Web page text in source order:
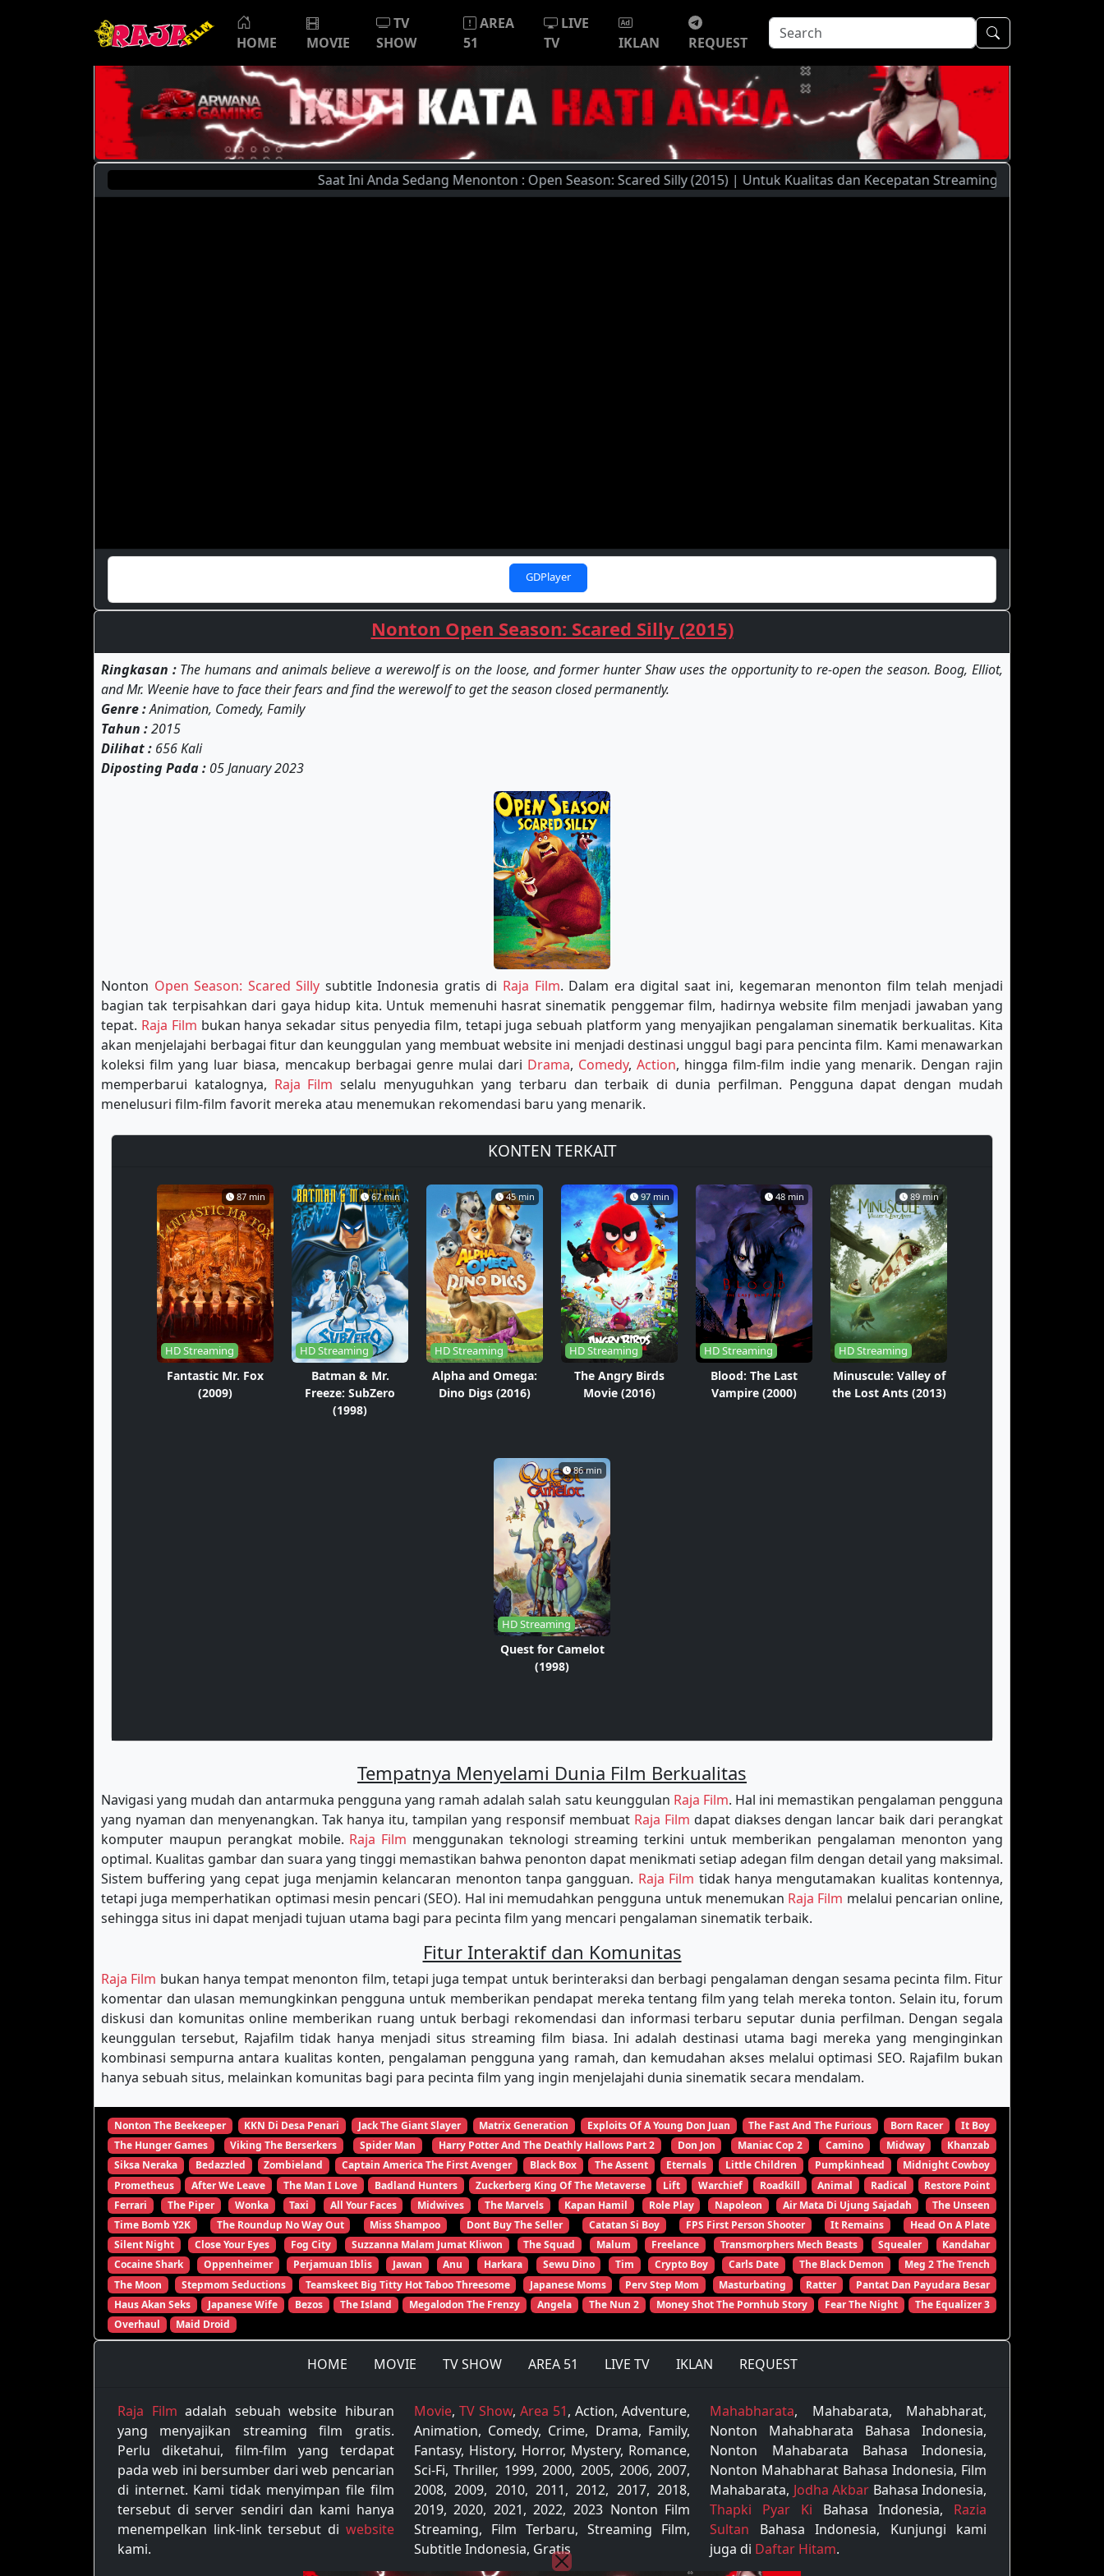
HOME MOVIE
TV
SHOW
AREA
51
LIVE
TV
IKLAN REQUEST
Saat Ini Anda Sedang Menonton : Open Season: Scared Silly (2015) | Untuk Kualitas dan Kecepatan Streaming Yang Lebih Baik,
GDPlayer
Nonton Open Season: Scared Silly (2015)
Ringkasan :The humans and animals believe a werewolf is on the loose, and former hunter Shaw uses the opportunity to re-open the season. Boog, Elliot,
and Mr. Weenie have to face their fears and find the werewolf to get the season closed permanently.
Genre :Animation, Comedy, Family
Tahun :2015
Dilihat : 656 Kali
Diposting Pada : 05 January 2023
Nonton Open Season: Scared Silly subtitle Indonesia gratis di Raja Film. Dalam era digital saat ini, kegemaran menonton film telah menjadi
bagian tak terpisahkan dari gaya hidup kita. Untuk memenuhi hasrat sinematik penggemar film, hadirnya website film menjadi jawaban yang
tepat. Raja Film bukan hanya sekadar situs penyedia film, tetapi juga sebuah platform yang menyajikan pengalaman sinematik berkualitas. Kita
akan menjelajahi berbagai fitur dan keunggulan yang membuat website ini menjadi destinasi unggul bagi para pencinta film. Kami menawarkan
koleksi film yang luar biasa, mencakup berbagai genre mulai dari Drama, Comedy,Action, hingga film-film indie yang menarik. Dengan rajin
memperbarui katalognya, Raja Film selalu menyuguhkan yang terbaru dan terbaik di dunia perfilman. Pengguna dapat dengan mudah
menelusuri film-film favorit mereka atau menemukan rekomendasi baru yang menarik.
KONTEN TERKAIT
87 min
HD Streaming
Fantastic Mr. Fox
(2009)
67 min
HD Streaming
Batman & Mr.
Freeze: SubZero
(1998)
45 min
HD Streaming
Alpha and Omega:
Dino Digs (2016)
97 min
HD Streaming
The Angry Birds
Movie (2016)
48 min
HD Streaming
Blood: The Last
Vampire (2000)
89 min
HD Streaming
Minuscule: Valley of
the Lost Ants (2013)
86 min
HD Streaming
Quest for Camelot
(1998)
Tempatnya Menyelami Dunia Film Berkualitas
Navigasi yang mudah dan antarmuka pengguna yang ramah adalah salah satu keunggulan Raja Film. Hal ini memastikan pengalaman pengguna
yang nyaman dan menyenangkan. Tak hanya itu, tampilan yang responsif membuat Raja Film dapat diakses dengan lancar baik dari perangkat
komputer maupun perangkat mobile. Raja Film menggunakan teknologi streaming terkini untuk memberikan pengalaman menonton yang
optimal. Kualitas gambar dan suara yang tinggi memastikan bahwa penonton dapat menikmati setiap adegan film dengan detail yang maksimal.
Sistem buffering yang cepat juga menjamin kelancaran menonton tanpa gangguan. Raja Film tidak hanya mengutamakan kualitas kontennya,
tetapi juga memperhatikan optimasi mesin pencari (SEO). Hal ini memudahkan pengguna untuk menemukan Raja Film melalui pencarian online,
sehingga situs ini dapat menjadi tujuan utama bagi para pecinta film yang mencari pengalaman sinematik terbaik.
Fitur Interaktif dan Komunitas
Raja Film bukan hanya tempat menonton film, tetapi juga tempat untuk berinteraksi dan berbagi pengalaman dengan sesama pecinta film. Fitur
komentar dan ulasan memungkinkan pengguna untuk memberikan pendapat mereka tentang film yang telah mereka tonton. Selain itu, forum
diskusi dan komunitas online memberikan ruang untuk berbagi rekomendasi dan informasi terbaru seputar dunia perfilman. Dengan segala
keunggulan tersebut, Rajafilm tidak hanya menjadi situs streaming film biasa. Ini adalah destinasi utama bagi mereka yang menginginkan
kombinasi sempurna antara kualitas konten, pengalaman pengguna yang ramah, dan kemudahan akses melalui optimasi SEO. Rajafilm bukan
hanya sebuah situs, melainkan komunitas bagi para pecinta film yang ingin menjelajahi dunia sinematik secara mendalam.
Nonton The Beekeeper KKN Di Desa Penari Jack The Giant Slayer Matrix Generation Exploits Of A Young Don Juan The Fast And The Furious Born Racer
It Boy
The Hunger Games
Viking The Berserkers Spider Man Harry Potter And The Deathly Hallows Part 2 Don Jon Maniac Cop 2 Camino Midway
Khanzab
Siksa Neraka
Bedazzled Zombieland Captain America The First Avenger Black Box The Assent Eternals Little Children Pumpkinhead
Midnight Cowboy
Prometheus
After We Leave The Man I Love Badland Hunters Zuckerberg King Of The Metaverse Lift Warchief Roadkill Animal Radical
Restore Point
Ferrari
The Piper Wonka Taxi All Your Faces Midwives The Marvels Kapan Hamil Role Play Napoleon Air Mata Di Ujung Sajadah
The Unseen
Time Bomb Y2K
The Roundup No Way Out Miss Shampoo Dont Buy The Seller Catatan Si Boy FPS First Person Shooter It Remains
Head On A Plate
Silent Night
Close Your Eyes Fog City Suzzanna Malam Jumat Kliwon The Squad Malum Freelance Transmorphers Mech Beasts Squealer
Kandahar
Cocaine Shark
Oppenheimer Perjamuan Iblis Jawan Anu Harkara Sewu Dino Tim Crypto Boy Carls Date The Black Demon
Meg 2 The Trench
The Moon
Stepmom Seductions Teamskeet Big Titty Hot Taboo Threesome Japanese Moms Perv Step Mom Masturbating Ratter
Pantat Dan Payudara Besar
Haus Akan Seks
Japanese Wife Bezos The Island Megalodon The Frenzy Angela The Nun 2 Money Shot The Pornhub Story Fear The Night
The Equalizer 3
Overhaul
Maid Droid
HOME MOVIE TV SHOW AREA 51 LIVE TV IKLAN REQUEST
Raja Film adalah sebuah website hiburan
yang menyajikan streaming film gratis.
Perlu diketahui, film-film yang terdapat
pada web ini bersumber dari web pencarian
di internet. Kami tidak menyimpan file film
tersebut di server sendiri dan kami hanya
menempelkan link-link tersebut di website
kami.
Movie, TV Show, Area 51, Action, Adventure,
Animation, Comedy, Crime, Drama, Family,
Fantasy, History, Horror, Mystery, Romance,
Sci-Fi, Thriller, 1999, 2000, 2005, 2006, 2007,
2008, 2009, 2010, 2011, 2012, 2017, 2018,
2019, 2020, 2021, 2022, 2023 Nonton Film
Streaming, Film Terbaru, Streaming Film,
Subtitle Indonesia, Gratis
Mahabharata, Mahabarata, Mahabharat,
Nonton Mahabharata Bahasa Indonesia,
Nonton Mahabarata Bahasa Indonesia,
Nonton Mahabharat Bahasa Indonesia, Film
Mahabarata, Jodha Akbar Bahasa Indonesia,
Thapki Pyar Ki Bahasa Indonesia, Razia
Sultan Bahasa Indonesia, Kunjungi kami
juga di Daftar Hitam.